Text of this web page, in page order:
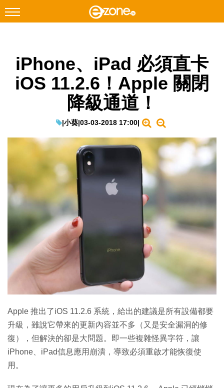
Facebook Instagram
科技焦點
教學評測
生成式AI與雲端應用
Enterprise Digital Transformation
特集
iPhone、iPad 必須直卡
iOS 11.2.6！Apple 關閉
降級通道！
|小葵|03-03-2018 17:00|
Apple 推出了iOS 11.2.6 系統，給出的建議是所有設備都要
升級，雖說它帶來的更新內容並不多（又是安全漏洞的修
復），但解決的卻是大問題。即一些複雜怪異字符，讓
iPhone、iPad信息應用崩潰，導致必須重啟才能恢復使
用。